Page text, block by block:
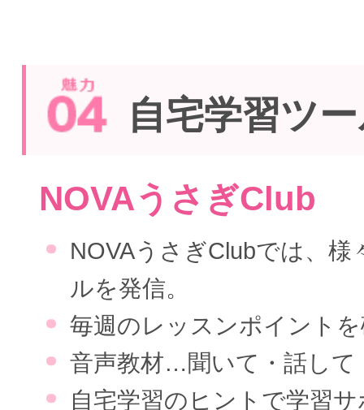
自宅学習ツ
NOVAうさぎClub
NOVAうさぎClubでは、様
ルを発信。
毎週のレッスンポイント
音声教材…聞いて・話して
自宅学習のヒントで学習